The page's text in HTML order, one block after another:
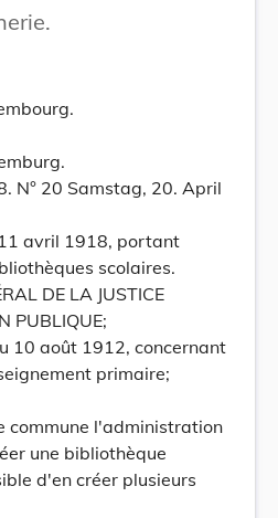
N° 20 Samstag, 20. April
avril 1918, portant
scolaires.
DE LA JUSTICE
PUBLIQUE;
10 août 1912, concernant
primaire;
commune l'administration
une bibliothèque
d'en créer plusieurs